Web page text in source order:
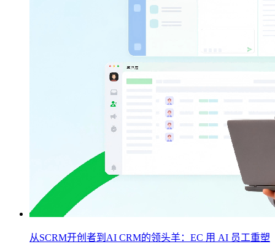
从SCRM开创者到AI CRM的领头羊：EC 用 AI 员工重塑